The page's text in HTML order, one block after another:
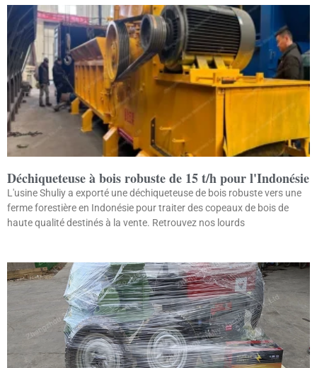
Déchiqueteuse à bois robuste de 15 t/h pour l'Indonésie
L'usine Shuliy a exporté une déchiqueteuse de bois robuste vers une
ferme forestière en Indonésie pour traiter des copeaux de bois de
haute qualité destinés à la vente. Retrouvez nos lourds